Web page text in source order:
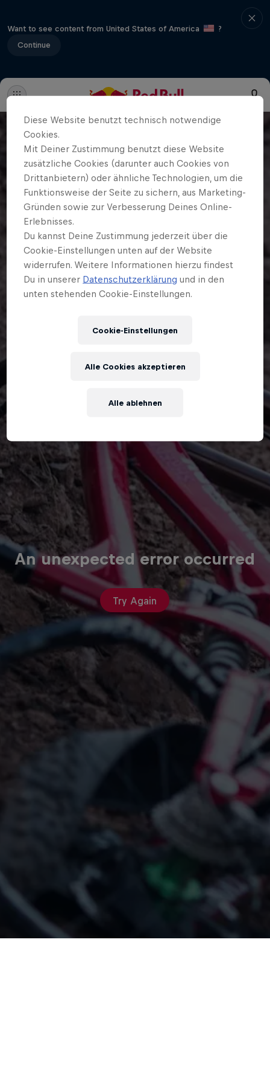
Want to see content from United States of America
?
Continue
An unexpected error occurred
Try Again
Diese Website benutzt technisch notwendige
Cookies.
Mit Deiner Zustimmung benutzt diese Website
zusätzliche Cookies (darunter auch Cookies von
Drittanbietern) oder ähnliche Technologien, um die
Funktionsweise der Seite zu sichern, aus Marketing-
Gründen sowie zur Verbesserung Deines Online-
Erlebnisses.
Du kannst Deine Zustimmung jederzeit über die
Cookie-Einstellungen unten auf der Website
widerrufen. Weitere Informationen hierzu findest
Du in unserer Datenschutzerklärung und in den
unten stehenden Cookie-Einstellungen.
Cookie-Einstellungen
Alle ablehnen
Alle Cookies akzeptieren